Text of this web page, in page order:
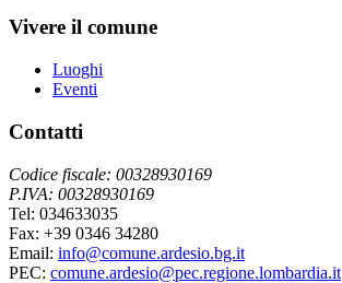
Vivere il comune
Luoghi
Eventi
Contatti
Codice fiscale: 00328930169
P.IVA: 00328930169
Tel: 034633035
Fax: +39 0346 34280
Email: info@comune.ardesio.bg.it
PEC: comune.ardesio@pec.regione.lombardia.it